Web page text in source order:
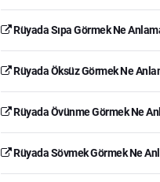
Rüyada Sıpa Görmek Ne
Rüyada Öksüz Görmek Ne
Rüyada Övünme Görmek Ne
Rüyada Sövmek Görmek Ne